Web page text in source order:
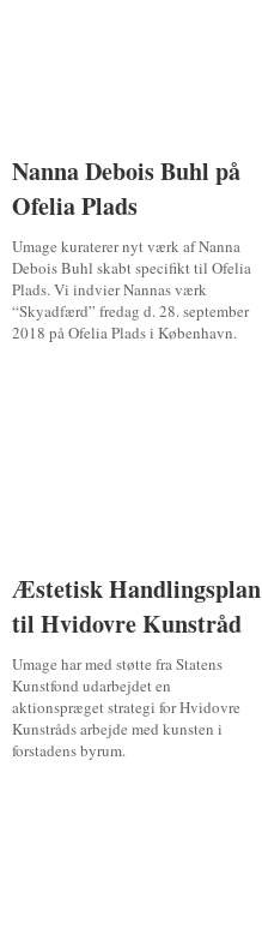
Nanna Debois Buhl på
Ofelia Plads
Umage kuraterer nyt værk af Nanna
Debois Buhl skabt specifikt til Ofelia
Plads. Vi indvier Nannas værk
“Skyadfærd” fredag d. 28. september
2018 på Ofelia Plads i København.
Nanna Debois Buhl på
Ofelia Plads
Æstetisk Handlingsplan
til Hvidovre Kunstråd
Umage har med støtte fra Statens
Kunstfond udarbejdet en
aktionspræget strategi for Hvidovre
Kunstråds arbejde med kunsten i
forstadens byrum.
Æstetisk Handlingsplan
til Hvidovre Kunstråd